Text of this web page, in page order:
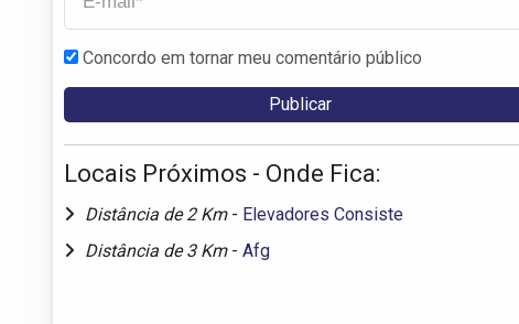
Concordo em tornar meu comentário público
Locais Próximos - Onde Fica:
Distância de 2 Km - Elevadores Consiste
Distância de 3 Km - Afg